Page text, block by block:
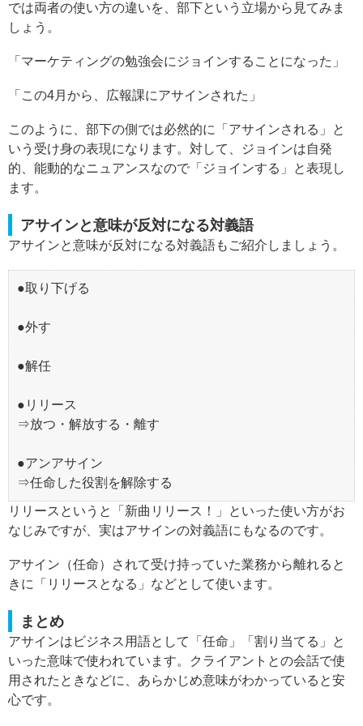
では両者の使い方の違いを、部下という立場から見てみま
しょう。
「マーケティングの勉強会にジョインすることになった」
「この4月から、広報課にアサインされた」
このように、部下の側では必然的に「アサインされる」と
いう受け身の表現になります。対して、ジョインは自発
的、能動的なニュアンスなので「ジョインする」と表現し
ます。
アサインと意味が反対になる対義語
アサインと意味が反対になる対義語もご紹介しましょう。
●取り下げる
●外す
●解任
●リリース
⇒放つ・解放する・離す
●アンアサイン
⇒任命した役割を解除する
リリースというと「新曲リリース！」といった使い方がお
なじみですが、実はアサインの対義語にもなるのです。
アサイン（任命）されて受け持っていた業務から離れると
きに「リリースとなる」などとして使います。
まとめ
アサインはビジネス用語として「任命」「割り当てる」と
いった意味で使われています。クライアントとの会話で使
用されたときなどに、あらかじめ意味がわかっていると安
心です。